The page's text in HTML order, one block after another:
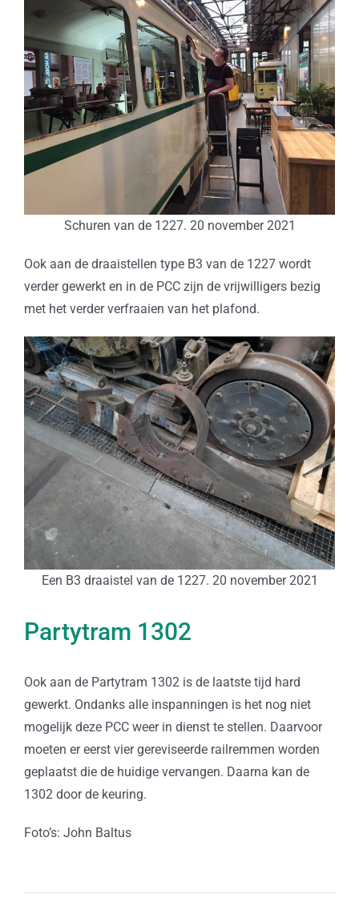
Schuren van de 1227. 20 november 2021
Ook aan de draaistellen type B3 van de 1227 wordt
verder gewerkt en in de PCC zijn de vrijwilligers bezig
met het verder verfraaien van het plafond.
Een B3 draaistel van de 1227. 20 november 2021
Partytram 1302
Ook aan de Partytram 1302 is de laatste tijd hard
gewerkt. Ondanks alle inspanningen is het nog niet
mogelijk deze PCC weer in dienst te stellen. Daarvoor
moeten er eerst vier gereviseerde railremmen worden
geplaatst die de huidige vervangen. Daarna kan de
1302 door de keuring.
Foto’s: John Baltus